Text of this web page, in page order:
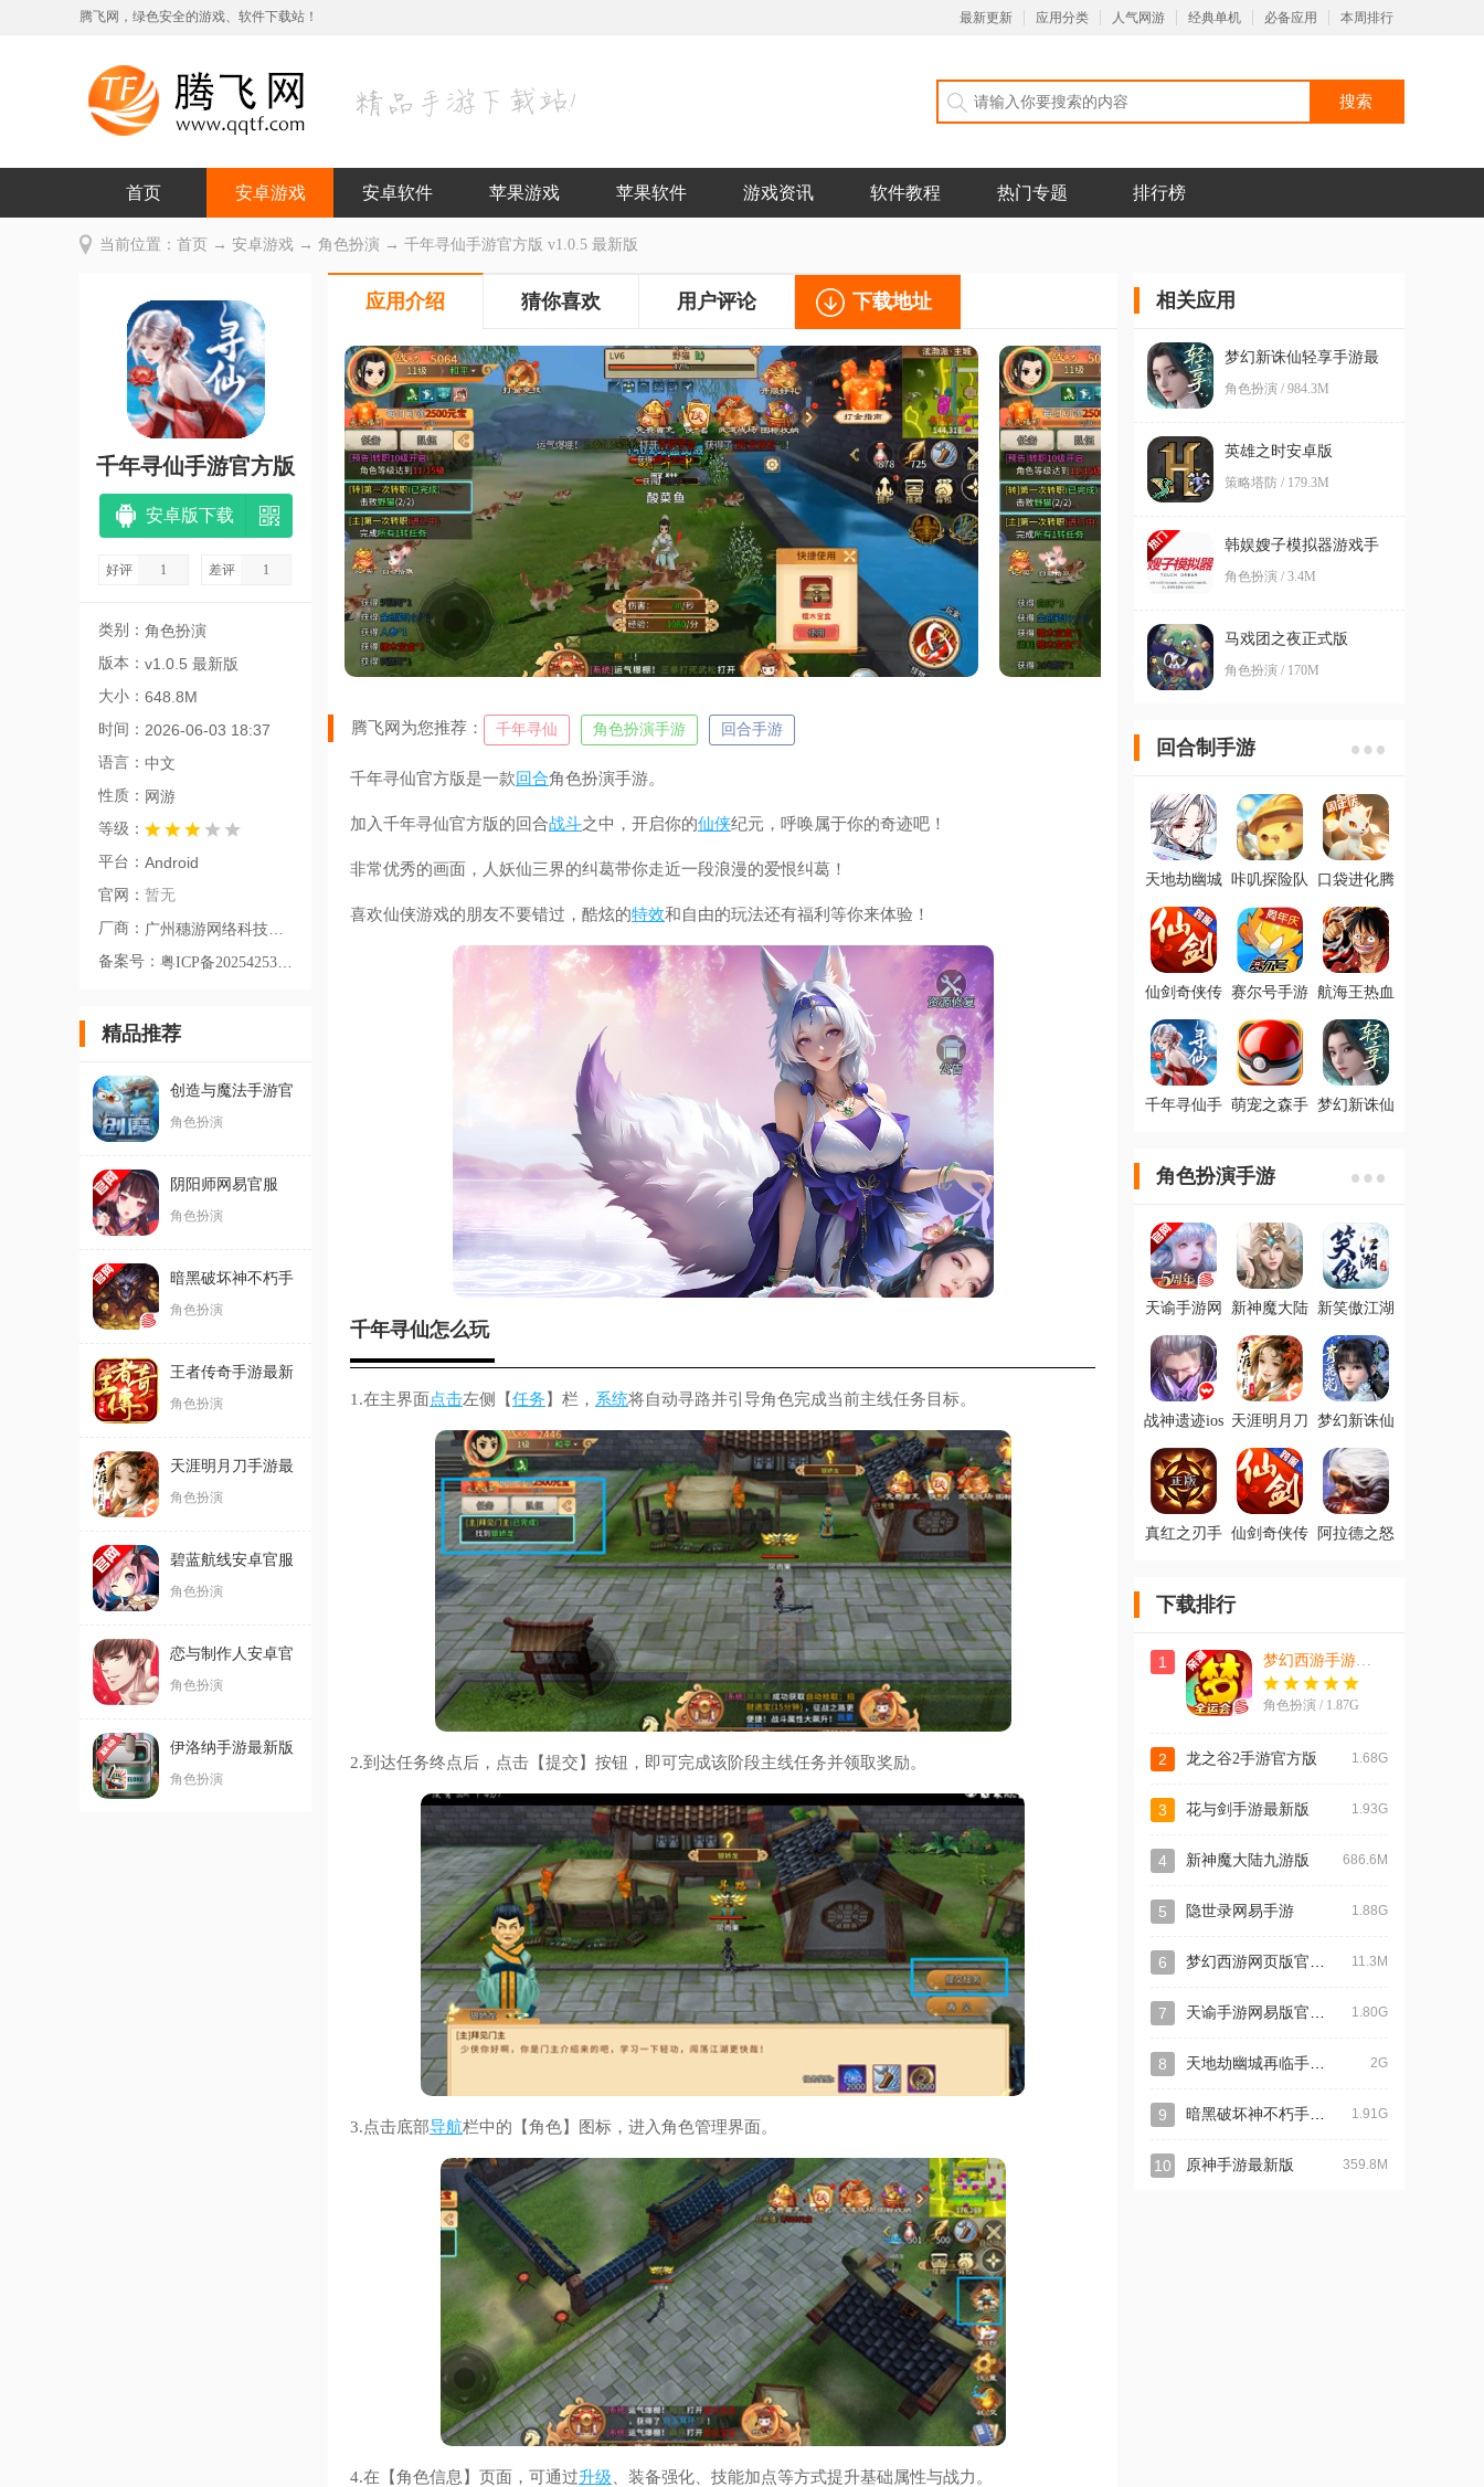
腾飞网，绿色安全的游戏、软件下载站！ 最新更新 应用分类 人气网游 经典单机 必备应用 本周排行
首页 安卓游戏 安卓软件 苹果游戏 苹果软件 游戏资讯 软件教程 热门专题 排行榜
当前位置： 首页 → 安卓游戏 → 角色扮演 → 千年寻仙手游官方版 v1.0.5 最新版
千年寻仙手游官方版
安卓版下载
好评 1 差评 1
类别： 角色扮演
版本： v1.0.5 最新版
大小： 648.8M
时间： 2026-06-03 18:37
语言： 中文
性质： 网游
等级：
平台： Android
官网： 暂无
厂商： 广州穗游网络科技有限公司
备案号： 粤ICP备2025425343号-10A
精品推荐
创造与魔法手游官
方版
角色扮演
阴阳师网易官服
角色扮演
暗黑破坏神不朽手
游官方版
角色扮演
王者传奇手游最新
版
角色扮演
天涯明月刀手游最
新版
角色扮演
碧蓝航线安卓官服
角色扮演
恋与制作人安卓官
服
角色扮演
伊洛纳手游最新版
角色扮演
应用介绍 猜你喜欢 用户评论 下载地址
腾飞网为您推荐： 千年寻仙 角色扮演手游 回合手游
千年寻仙官方版是一款回合角色扮演手游。
加入千年寻仙官方版的回合战斗之中，开启你的仙侠纪元，呼唤属于你的奇迹吧！
非常优秀的画面，人妖仙三界的纠葛带你走近一段浪漫的爱恨纠葛！
喜欢仙侠游戏的朋友不要错过，酷炫的特效和自由的玩法还有福利等你来体验！
千年寻仙怎么玩
1.在主界面点击左侧【任务 】栏， 系统将自动寻路并引导角色完成当前主线任务目标。
2.到达任务终点后，点击【提交】按钮，即可完成该阶段主线任务并领取奖励。
3.点击底部导航栏中的【角色】图标，进入角色管理界面。
4.在【角色信息】页面，可通过升级 、装备强化、技能加点等方式提升基础属性与战力。
相关应用
梦幻新诛仙轻享手游最
新版
角色扮演 / 984.3M
英雄之时安卓版
策略塔防 / 179.3M
韩娱嫂子模拟器游戏手
机版
角色扮演 / 3.4M
马戏团之夜正式版
角色扮演 / 170M
回合制手游
天地劫幽城
新版
咔叽探险队
口袋进化腾
仙剑奇侠传
客户端
赛尔号手游 航海王热血
千年寻仙手 萌宠之森手 梦幻新诛仙
角色扮演手游
天谕手游网
新神魔大陆 新笑傲江湖
利版
战神遗迹ios 天涯明月刀
梦幻新诛仙
真红之刃手 仙剑奇侠传
阿拉德之怒
下载排行
1 梦幻西游手游网易正版
角色扮演 / 1.87G
2 龙之谷2手游官方版 1.68G
3 花与剑手游最新版 1.93G
4 新神魔大陆九游版 686.6M
5 隐世录网易手游 1.88G
6 11.3M
7 1.80G
8 2G
9 1.91G
10 原神手游最新版 359.8M